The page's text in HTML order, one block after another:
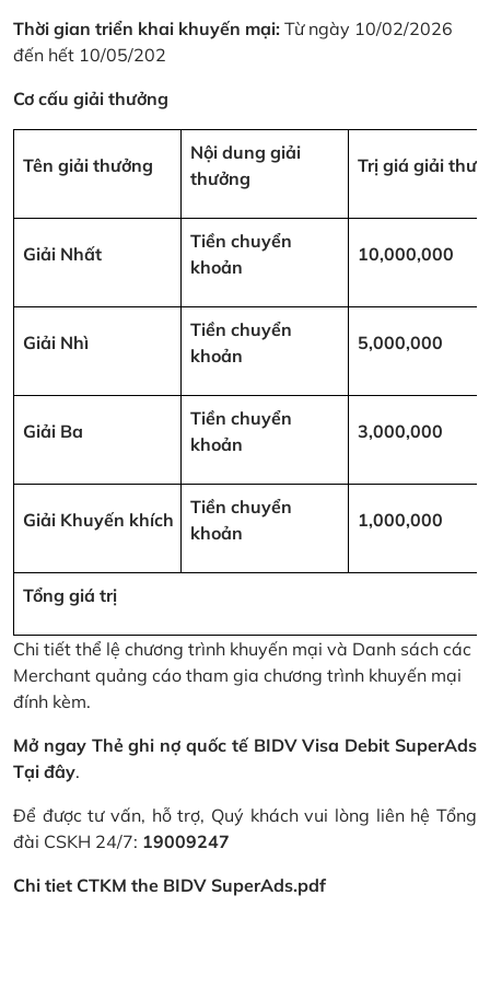
Thời gian triển khai khuyến mại: Từ ngày 10/02/2026
đến hết 10/05/202
Cơ cấu giải thưởng
Tên giải thưởng
Nội dung giải
thưởng
Trị giá giải
Giải Nhất
Tiền chuyển
khoản
10,000,000
Giải Nhì
Tiền chuyển
khoản
5,000,000
Giải Ba
Tiền chuyển
khoản
3,000,000
Giải Khuyến khích
Tiền chuyển
khoản
1,000,000
Tổng giá trị
Chi tiết thể lệ chương trình khuyến mại và Danh sách các
Merchant quảng cáo tham gia chương trình khuyến mại
đính kèm.
Mở ngay Thẻ ghi nợ quốc tế BIDV Visa Debit SuperAds
Tại đây.
Để được tư vấn, hỗ trợ, Quý khách vui lòng liên hệ Tổng
đài CSKH 24/7: 19009247
Chi tiet CTKM the BIDV SuperAds.pdf